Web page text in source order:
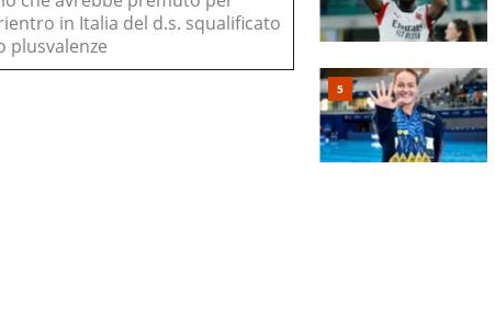
in Italia del d.s. squalificato
plusvalenze